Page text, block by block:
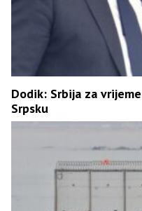
Dodik: Srbija za
Srpsku